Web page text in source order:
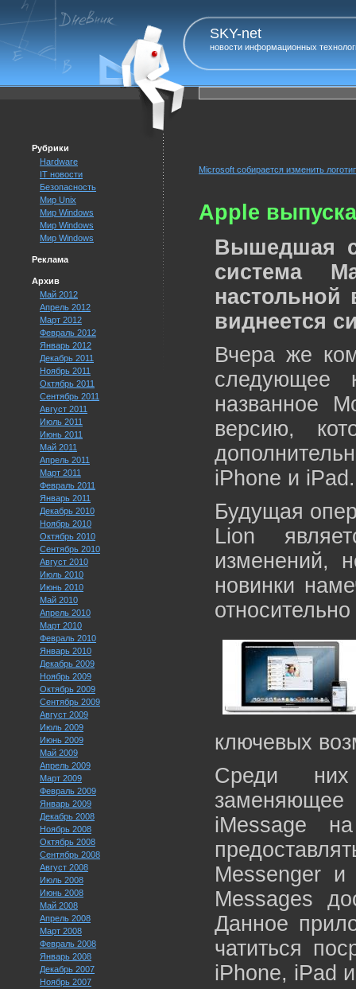
SKY-net
новости информационных
Рубрики
Hardware
IT новости
Безопасность
Мир Unix
Мир Windows
Мир Windows
Мир Windows
Реклама
Архив
Май 2012
Апрель 2012
Март 2012
Февраль 2012
Январь 2012
Декабрь 2011
Ноябрь 2011
Октябрь 2011
Сентябрь 2011
Август 2011
Июль 2011
Июнь 2011
Май 2011
Апрель 2011
Март 2011
Февраль 2011
Январь 2011
Декабрь 2010
Ноябрь 2010
Октябрь 2010
Сентябрь 2010
Август 2010
Июль 2010
Июнь 2010
Май 2010
Апрель 2010
Март 2010
Февраль 2010
Январь 2010
Декабрь 2009
Ноябрь 2009
Октябрь 2009
Сентябрь 2009
Август 2009
Июль 2009
Июнь 2009
Май 2009
Апрель 2009
Март 2009
Февраль 2009
Январь 2009
Декабрь 2008
Ноябрь 2008
Октябрь 2008
Сентябрь 2008
Август 2008
Июль 2008
Июнь 2008
Май 2008
Апрель 2008
Март 2008
Февраль 2008
Январь 2008
Декабрь 2007
Ноябрь 2007
Microsoft собирается изменить
Apple
Вышедшая
система
настольной
виднеется
Вчера же
следующее
названное
версию,
iPhone и iPad.
Будущая
Lion
изменений,
новинки
ключевых
Среди них
iMessage
Messenger и
Messages
Данное
чатиться
iPhone, iPad